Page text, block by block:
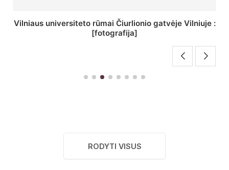
St. Batoro universiteto J. Pilsudskio kolegija :
[fotografija]
RODYTI VISUS